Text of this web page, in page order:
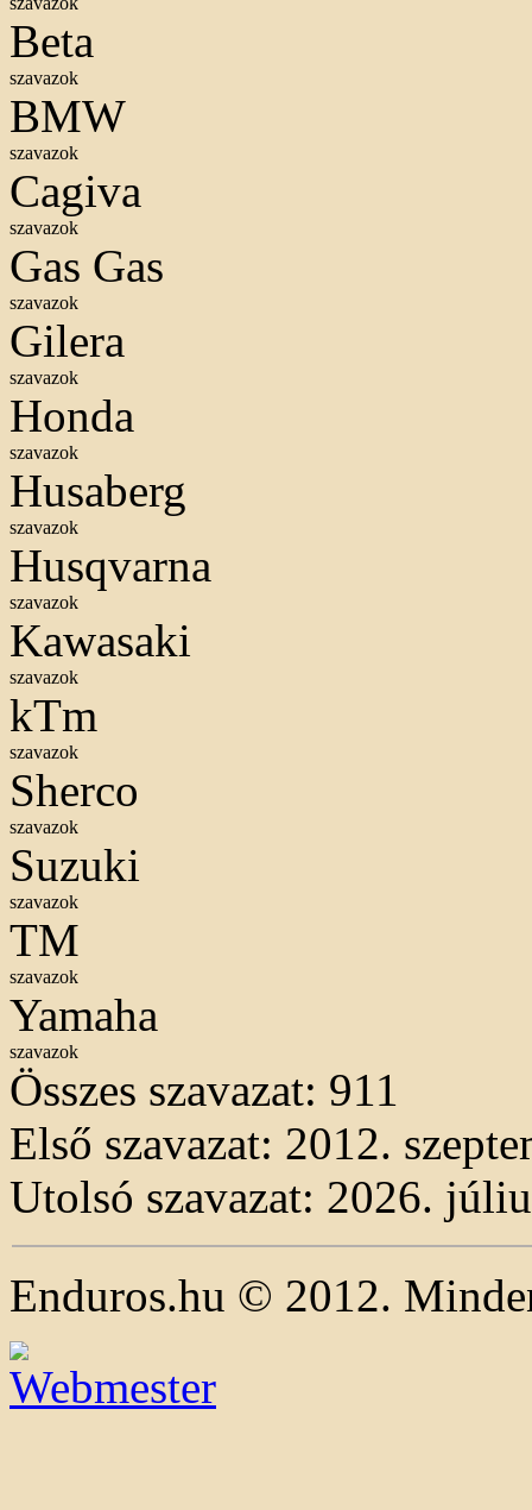
Beta
szavazok
BMW
szavazok
Cagiva
szavazok
Gas Gas
szavazok
Gilera
szavazok
Honda
szavazok
Husaberg
szavazok
Husqvarna
szavazok
Kawasaki
szavazok
kTm
szavazok
Sherco
szavazok
Suzuki
szavazok
TM
szavazok
Yamaha
szavazok
Összes szavazat: 911
Első szavazat: 2012.
Utolsó szavazat: 2026.
Enduros.hu © 2012.